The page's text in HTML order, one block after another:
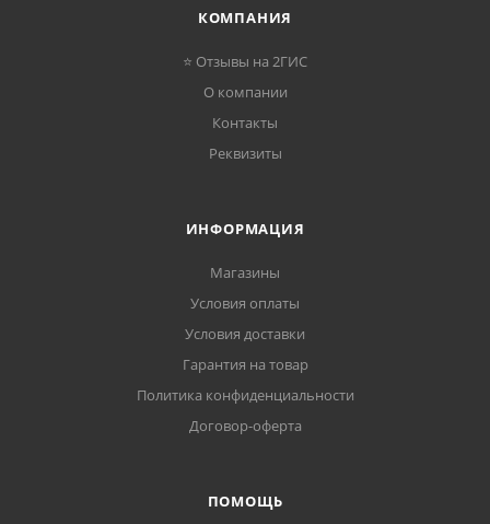
КОМПАНИЯ
⭐ Отзывы на 2ГИС
О компании
Контакты
Реквизиты
ИНФОРМАЦИЯ
Магазины
Условия оплаты
Условия доставки
Гарантия на товар
Политика конфиденциальности
Договор-оферта
ПОМОЩЬ